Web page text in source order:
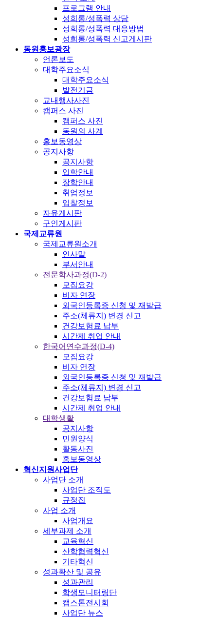
프로그램 안내
성희롱/성폭력 상담
성희롱/성폭력 대응방법
성희롱/성폭력 신고게시판
동원홍보광장
언론보도
대학주요소식
대학주요소식
발전기금
교내행사사진
캠퍼스 사진
캠퍼스 사진
동원의 사계
홍보동영상
공지사항
공지사항
입학안내
장학안내
취업정보
입찰정보
자유게시판
구인게시판
국제교류원
국제교류원소개
인사말
부서안내
전문학사과정(D-2)
모집요강
비자 연장
외국인등록증 신청 및 재발급
주소(체류지) 변경 신고
건강보험료 납부
시간제 취업 안내
한국어연수과정(D-4)
모집요강
비자 연장
외국인등록증 신청 및 재발급
주소(체류지) 변경 신고
건강보험료 납부
시간제 취업 안내
대학생활
공지사항
민원양식
활동사진
홍보동영상
혁신지원사업단
사업단 소개
사업단 조직도
규정집
사업 소개
사업개요
세부과제 소개
교육혁신
산학협력혁신
기타혁신
성과확산 및 공유
성과관리
학생모니터링단
캡스톤전시회
사업단 뉴스